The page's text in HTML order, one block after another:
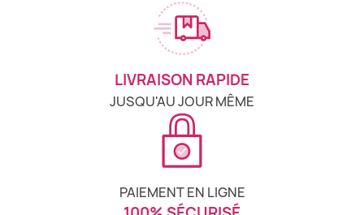
LIVRAISON RAPIDE
JUSQU'AU JOUR MÊME
PAIEMENT EN LIGNE